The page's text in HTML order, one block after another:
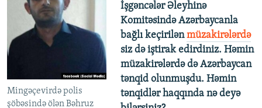
Mingəçevirdə polis
şöbəsində ölən Bəhruz
İşgəncələr Əleyhinə
Komitəsində Azərbaycanla
bağlı keçirilənmüzakirələrdə
siz də iştirak edirdiniz. Həmin
müzakirələrdə də Azərbaycan
tənqid olunmuşdu. Həmin
tənqidlər haqqında nə deyə